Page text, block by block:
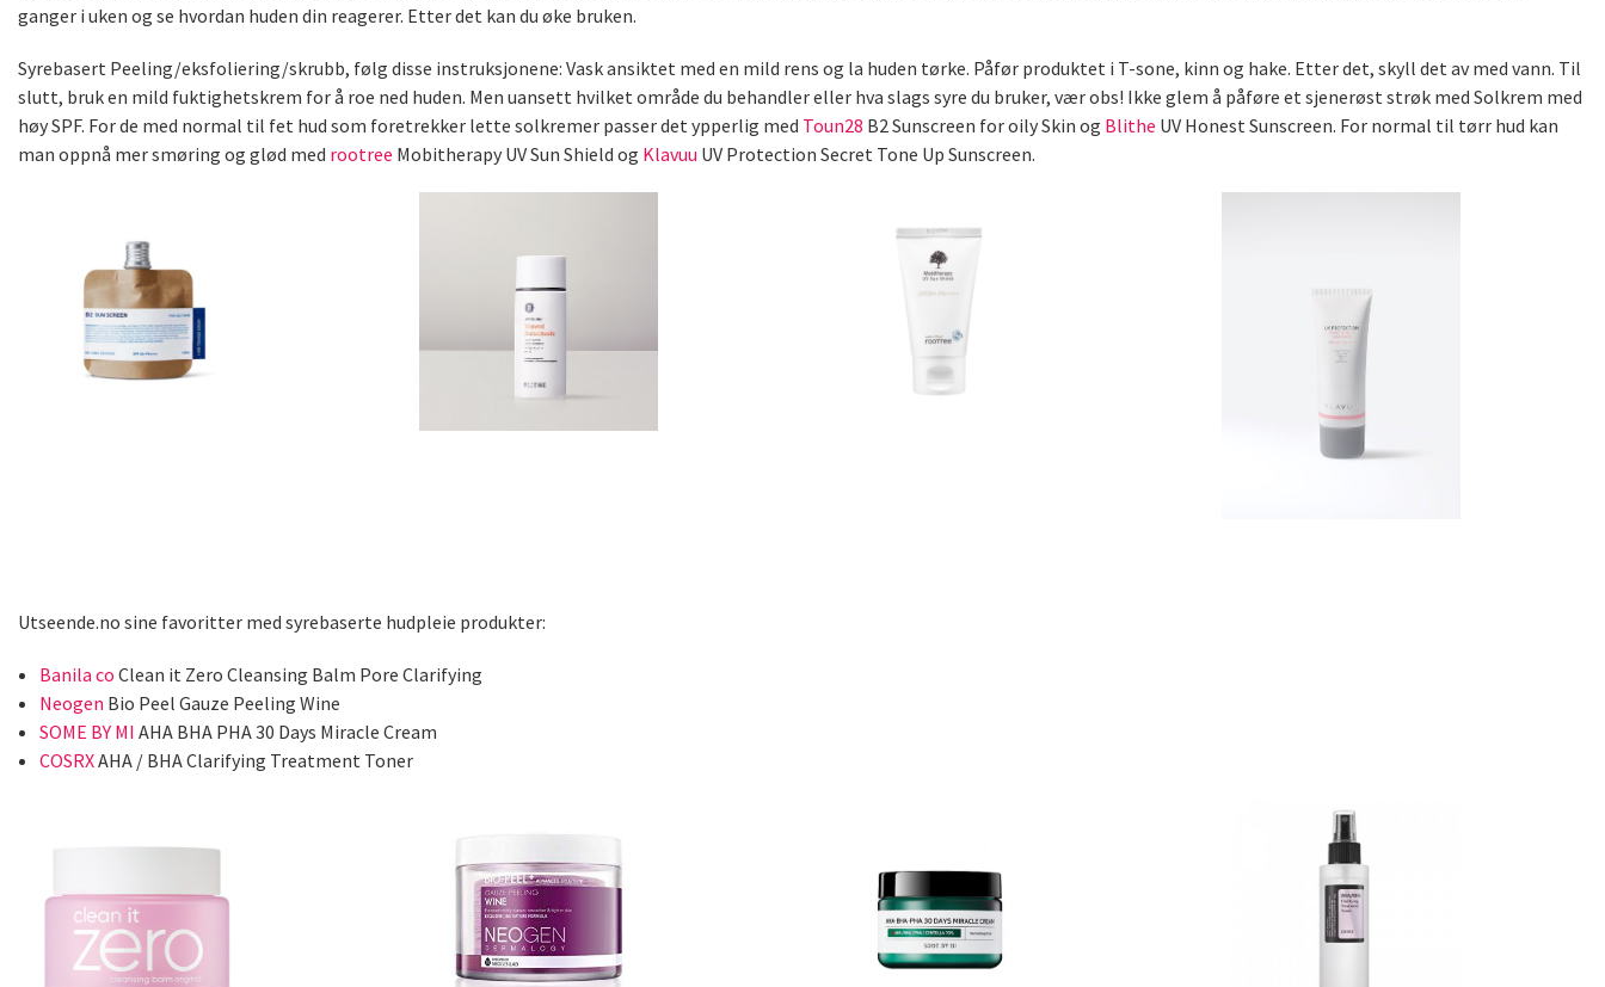
ganger i uken og se hvordan huden din reagerer. Etter det kan du øke bruken.
Syrebasert Peeling/eksfoliering/skrubb, følg disse instruksjonene: Vask ansiktet med en mild rens og la huden tørke. Påfør produktet i T-sone, kinn og hake. Etter det, skyll det av med vann. Til
slutt, bruk en mild fuktighetskrem for å roe ned huden. Men uansett hvilket område du behandler eller hva slags syre du bruker, vær obs! Ikke glem å påføre et sjenerøst strøk med Solkrem med
høy SPF. For de med normal til fet hud som foretrekker lette solkremer passer det ypperlig med Toun28 B2 Sunscreen for oily Skin og Blithe UV Honest Sunscreen. For normal til tørr hud kan
man oppnå mer smøring og glød med rootree Mobitherapy UV Sun Shield og Klavuu UV Protection Secret Tone Up Sunscreen.
Utseende.no sine favoritter med syrebaserte hudpleie produkter:
Banila co Clean it Zero Cleansing Balm Pore Clarifying
Neogen Bio Peel Gauze Peeling Wine
SOME BY MI AHA BHA PHA 30 Days Miracle Cream
COSRXAHA / BHA Clarifying Treatment Toner